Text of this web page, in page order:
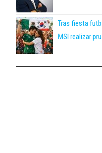
Tras fiesta
MSI realizar